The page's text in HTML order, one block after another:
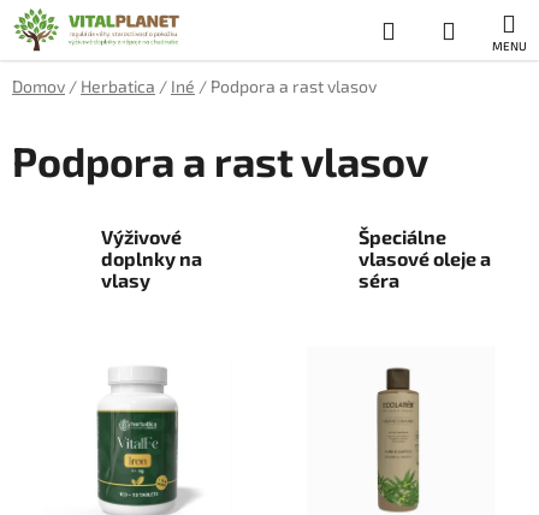
Prejsť
na
obsah
Hľadať
KOŠÍK
Domov / Herbatica / Iné / Podpora a rast vlasov
Podpora a rast vlasov
Výživové
doplnky na
vlasy
Špeciálne
vlasové oleje a
séra